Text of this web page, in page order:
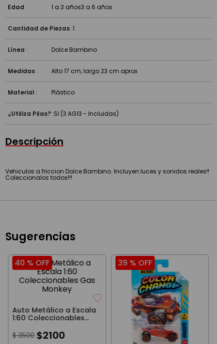
¿A partir de qué edad es?
Edad : 1 a 3 años3 a 6 años
Cantidad de Piezas :1
Línea : Dolce Bambino
Medidas : Alto 17 cm, largo 23 cm aprox
Material : Plástico
¿Utiliza Pilas? :SI (3 AG13 - Incluidas)
Descripción
Vehiculos a friccion Dolce Bambino. Incluyen luces y sonidos reales!!
Coleccionalos todos!!!
Sugerencias
40 % OFF
Auto Metálico a Escala
1:60 Coleccionables
$ 3500 $2100
39 % OFF